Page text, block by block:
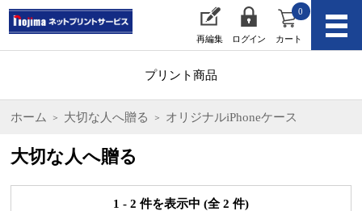
再編集 ログイン カート
0
プリント商品
ホーム 大切な人へ贈る オリジナルiPhoneケース
大切な人へ贈る
1 - 2 件を表示中 (全 2 件)